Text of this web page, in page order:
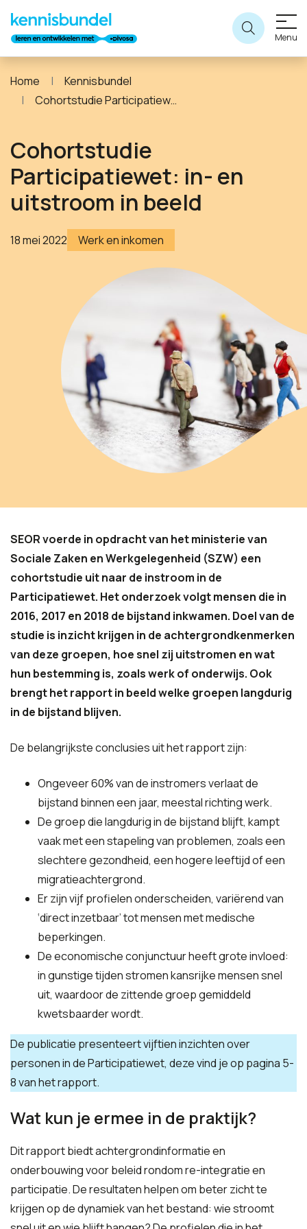
Menu
Home
Kennisbundel
Cohortstudie Participatiewet: in- en uitstroom in beeld
Cohortstudie
Participatiewet: in- en
uitstroom in beeld
18 mei 2022 Werk en inkomen
SEOR voerde in opdracht van het ministerie van
Sociale Zaken en Werkgelegenheid (SZW) een
cohortstudie uit naar de instroom in de
Participatiewet. Het onderzoek volgt mensen die in
2016, 2017 en 2018 de bijstand inkwamen. Doel van de
studie is inzicht krijgen in de achtergrondkenmerken
van deze groepen, hoe snel zij uitstromen en wat
hun bestemming is, zoals werk of onderwijs. Ook
brengt het rapport in beeld welke groepen langdurig
in de bijstand blijven.
De belangrijkste conclusies uit het rapport zijn:
Ongeveer 60% van de instromers verlaat de
bijstand binnen een jaar, meestal richting werk.
De groep die langdurig in de bijstand blijft, kampt
vaak met een stapeling van problemen, zoals een
slechtere gezondheid, een hogere leeftijd of een
migratieachtergrond.
Er zijn vijf profielen onderscheiden, variërend van
‘direct inzetbaar’ tot mensen met medische
beperkingen.
De economische conjunctuur heeft grote invloed:
in gunstige tijden stromen kansrijke mensen snel
uit, waardoor de zittende groep gemiddeld
kwetsbaarder wordt.
De publicatie presenteert vijftien inzichten over
personen in de Participatiewet, deze vind je op pagina 5-
8 van het rapport.
Wat kun je ermee in de praktijk?
Dit rapport biedt achtergrondinformatie en
onderbouwing voor beleid rondom re-integratie en
participatie. De resultaten helpen om beter zicht te
krijgen op de dynamiek van het bestand: wie stroomt